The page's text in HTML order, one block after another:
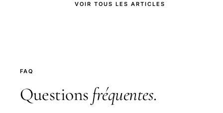
VOIR TOUS LES ARTICLES
FAQ
Questions fréquentes.